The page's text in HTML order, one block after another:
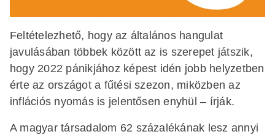
Feltételezhető, hogy az általános hangulat
javulásában többek között az is szerepet játszik,
hogy 2022 pánikjához képest idén jobb helyzetben
érte az országot a fűtési szezon, miközben az
inflációs nyomás is jelentősen enyhül – írják.
A magyar társadalom 62 százalékának lesz annyi